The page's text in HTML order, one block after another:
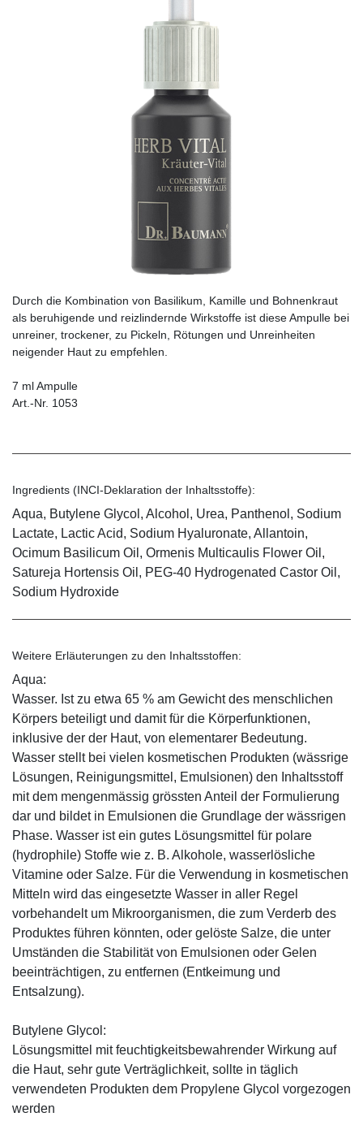
Durch die Kombination von Basilikum, Kamille und Bohnenkraut
als beruhigende und reizlindernde Wirkstoffe ist diese Ampulle bei
unreiner, trockener, zu Pickeln, Rötungen und Unreinheiten
neigender Haut zu empfehlen.
7 ml Ampulle
Art.-Nr. 1053
Ingredients (INCI-Deklaration der Inhaltsstoffe):
Aqua, Butylene Glycol, Alcohol, Urea, Panthenol, Sodium
Lactate, Lactic Acid, Sodium Hyaluronate, Allantoin,
Ocimum Basilicum Oil, Ormenis Multicaulis Flower Oil,
Satureja Hortensis Oil, PEG-40 Hydrogenated Castor Oil,
Sodium Hydroxide
Weitere Erläuterungen zu den Inhaltsstoffen:
Aqua:
Wasser. Ist zu etwa 65 % am Gewicht des menschlichen
Körpers beteiligt und damit für die Körperfunktionen,
inklusive der der Haut, von elementarer Bedeutung.
Wasser stellt bei vielen kosmetischen Produkten (wässrige
Lösungen, Reinigungsmittel, Emulsionen) den Inhaltsstoff
mit dem mengenmässig grössten Anteil der Formulierung
dar und bildet in Emulsionen die Grundlage der wässrigen
Phase. Wasser ist ein gutes Lösungsmittel für polare
(hydrophile) Stoffe wie z. B. Alkohole, wasserlösliche
Vitamine oder Salze. Für die Verwendung in kosmetischen
Mitteln wird das eingesetzte Wasser in aller Regel
vorbehandelt um Mikroorganismen, die zum Verderb des
Produktes führen könnten, oder gelöste Salze, die unter
Umständen die Stabilität von Emulsionen oder Gelen
beeinträchtigen, zu entfernen (Entkeimung und
Entsalzung).
Butylene Glycol:
Lösungsmittel mit feuchtigkeitsbewahrender Wirkung auf
die Haut, sehr gute Verträglichkeit, sollte in täglich
verwendeten Produkten dem Propylene Glycol vorgezogen
werden